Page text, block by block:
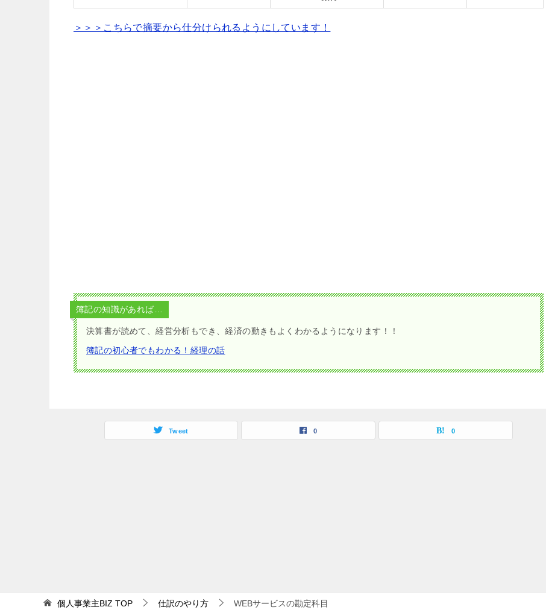
＞＞＞こちらで摘要から仕分けられるようにしています！
簿記の知識があれば…
決算書が読めて、経営分析もでき、経済の動きもよくわかるようになります！！
簿記の初心者でもわかる！経理の話
Tweet 0 0
個人事業主BIZ TOP 仕訳のやり方 WEBサービスの勘定科目